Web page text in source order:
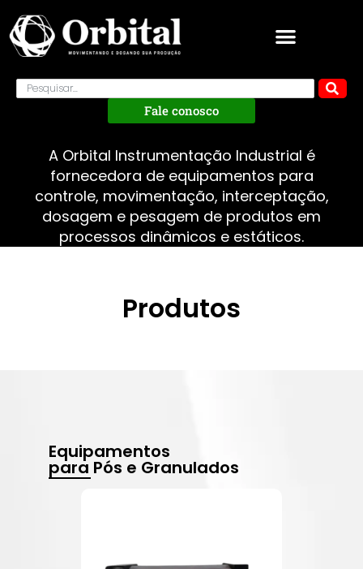
Fale conosco
A Orbital Instrumentação Industrial é
fornecedora de equipamentos para
controle, movimentação, interceptação,
dosagem e pesagem de produtos em
processos dinâmicos e estáticos.
Produtos
Equipamentos
para Pós e Granulados